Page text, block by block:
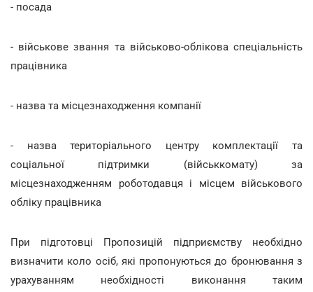
- посада
- військове звання та військово-облікова спеціальність
працівника
- назва та місцезнаходження компанії
- назва територіального центру комплектації та
соціальної підтримки (військкомату) за
місцезнаходженням роботодавця і місцем військового
обліку працівника
При підготовці Пропозицій підприємству необхідно
визначити коло осіб, які пропонуються до бронювання з
урахуванням необхідності виконання таким